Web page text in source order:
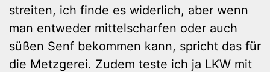
streiten, ich finde es widerlich, aber wenn
man entweder mittelscharfen oder auch
süßen Senf bekommen kann, spricht das für
die Metzgerei. Zudem teste ich ja LKW mit